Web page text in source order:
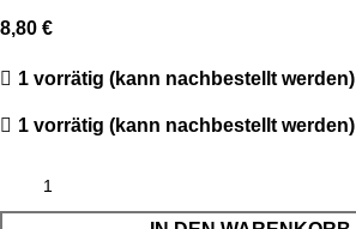
8,80€
1 vorrätig (kann nachbestellt werden)
1 vorrätig (kann nachbestellt werden)